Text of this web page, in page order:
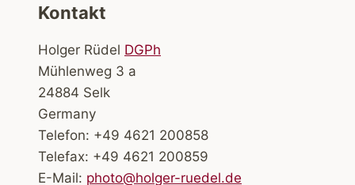
Kontakt
Holger Rüdel DGPh
Mühlenweg 3 a
24884 Selk
Germany
Telefon: +49 4621 200858
Telefax: +49 4621 200859
E-Mail: photo@holger-ruedel.de